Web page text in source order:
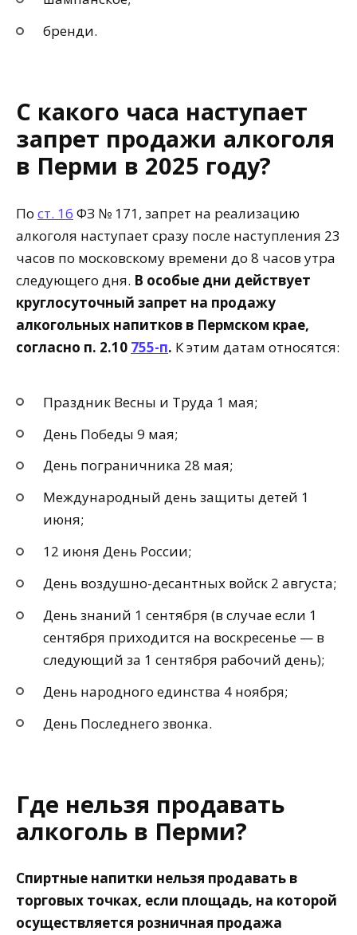
бренди.
С какого часа наступает
запрет продажи алкоголя
в Перми в 2025 году?
По ст. 16 ФЗ № 171, запрет на реализацию
алкоголя наступает сразу после наступления 23
часов по московскому времени до 8 часов утра
следующего дня. В особые дни действует
круглосуточный запрет на продажу
алкогольных напитков в Пермском крае,
согласно п. 2.10 755-п. К этим датам относятся:
Праздник Весны и Труда 1 мая;
День Победы 9 мая;
День пограничника 28 мая;
Международный день защиты детей 1
июня;
12 июня День России;
День воздушно-десантных войск 2 августа;
День знаний 1 сентября (в случае если 1
сентября приходится на воскресенье — в
следующий за 1 сентября рабочий день);
День народного единства 4 ноября;
День Последнего звонка.
Где нельзя продавать
алкоголь в Перми?
Спиртные напитки нельзя продавать в
торговых точках, если площадь, на которой
осуществляется розничная продажа